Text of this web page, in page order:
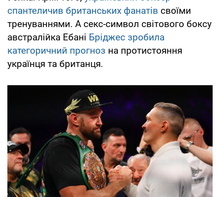
спантеличив британських фанатів своїми
тренуваннями. А секс-символ світового боксу
австралійка Ебані Бріджес зробила
категоричний прогноз на протистояння
українця та британця.